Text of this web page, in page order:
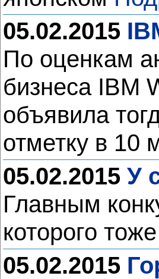
05.02.2015
По оценкам
бизнеса IBM
объявила
отметку в 10
05.02.2015 У
Главным
которого
05.02.2015